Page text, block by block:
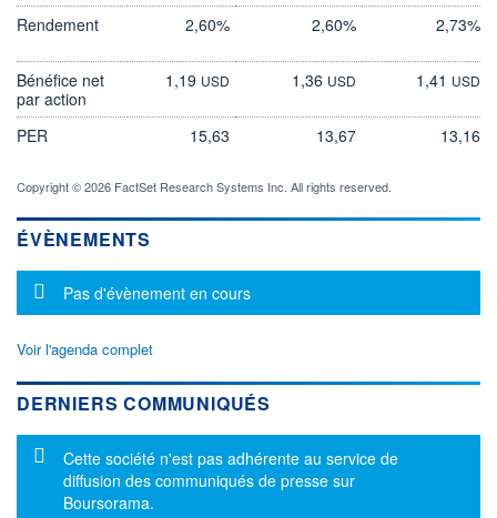
Rendement 2,60% 2,60% 2,73%
Bénéfice net
par action
1,19 USD 1,36 USD 1,41 USD
PER 15,63 13,67 13,16
Copyright © 2026 FactSet Research Systems Inc. All rights reserved.
ÉVÈNEMENTS
Message d'information
Pas d'évènement en cours
Voir l'agenda complet
DERNIERS COMMUNIQUÉS
Message d'information
Cette société n'est pas adhérente au service de
diffusion des communiqués de presse sur
Boursorama.